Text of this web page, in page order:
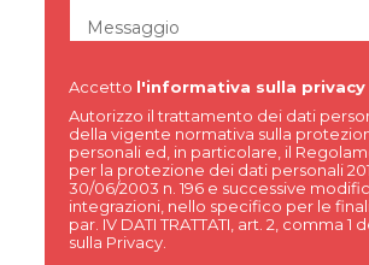
Messaggio
Accetto l'informativa sulla privacy
Autorizzo il trattamento dei dati
della vigente normativa sulla
personali ed, in particolare, il
per la protezione dei dati personali
30/06/2003 n. 196 e successive
integrazioni, nello specifico per le
par. IV DATI TRATTATI, art. 2, comma 1
sulla Privacy.